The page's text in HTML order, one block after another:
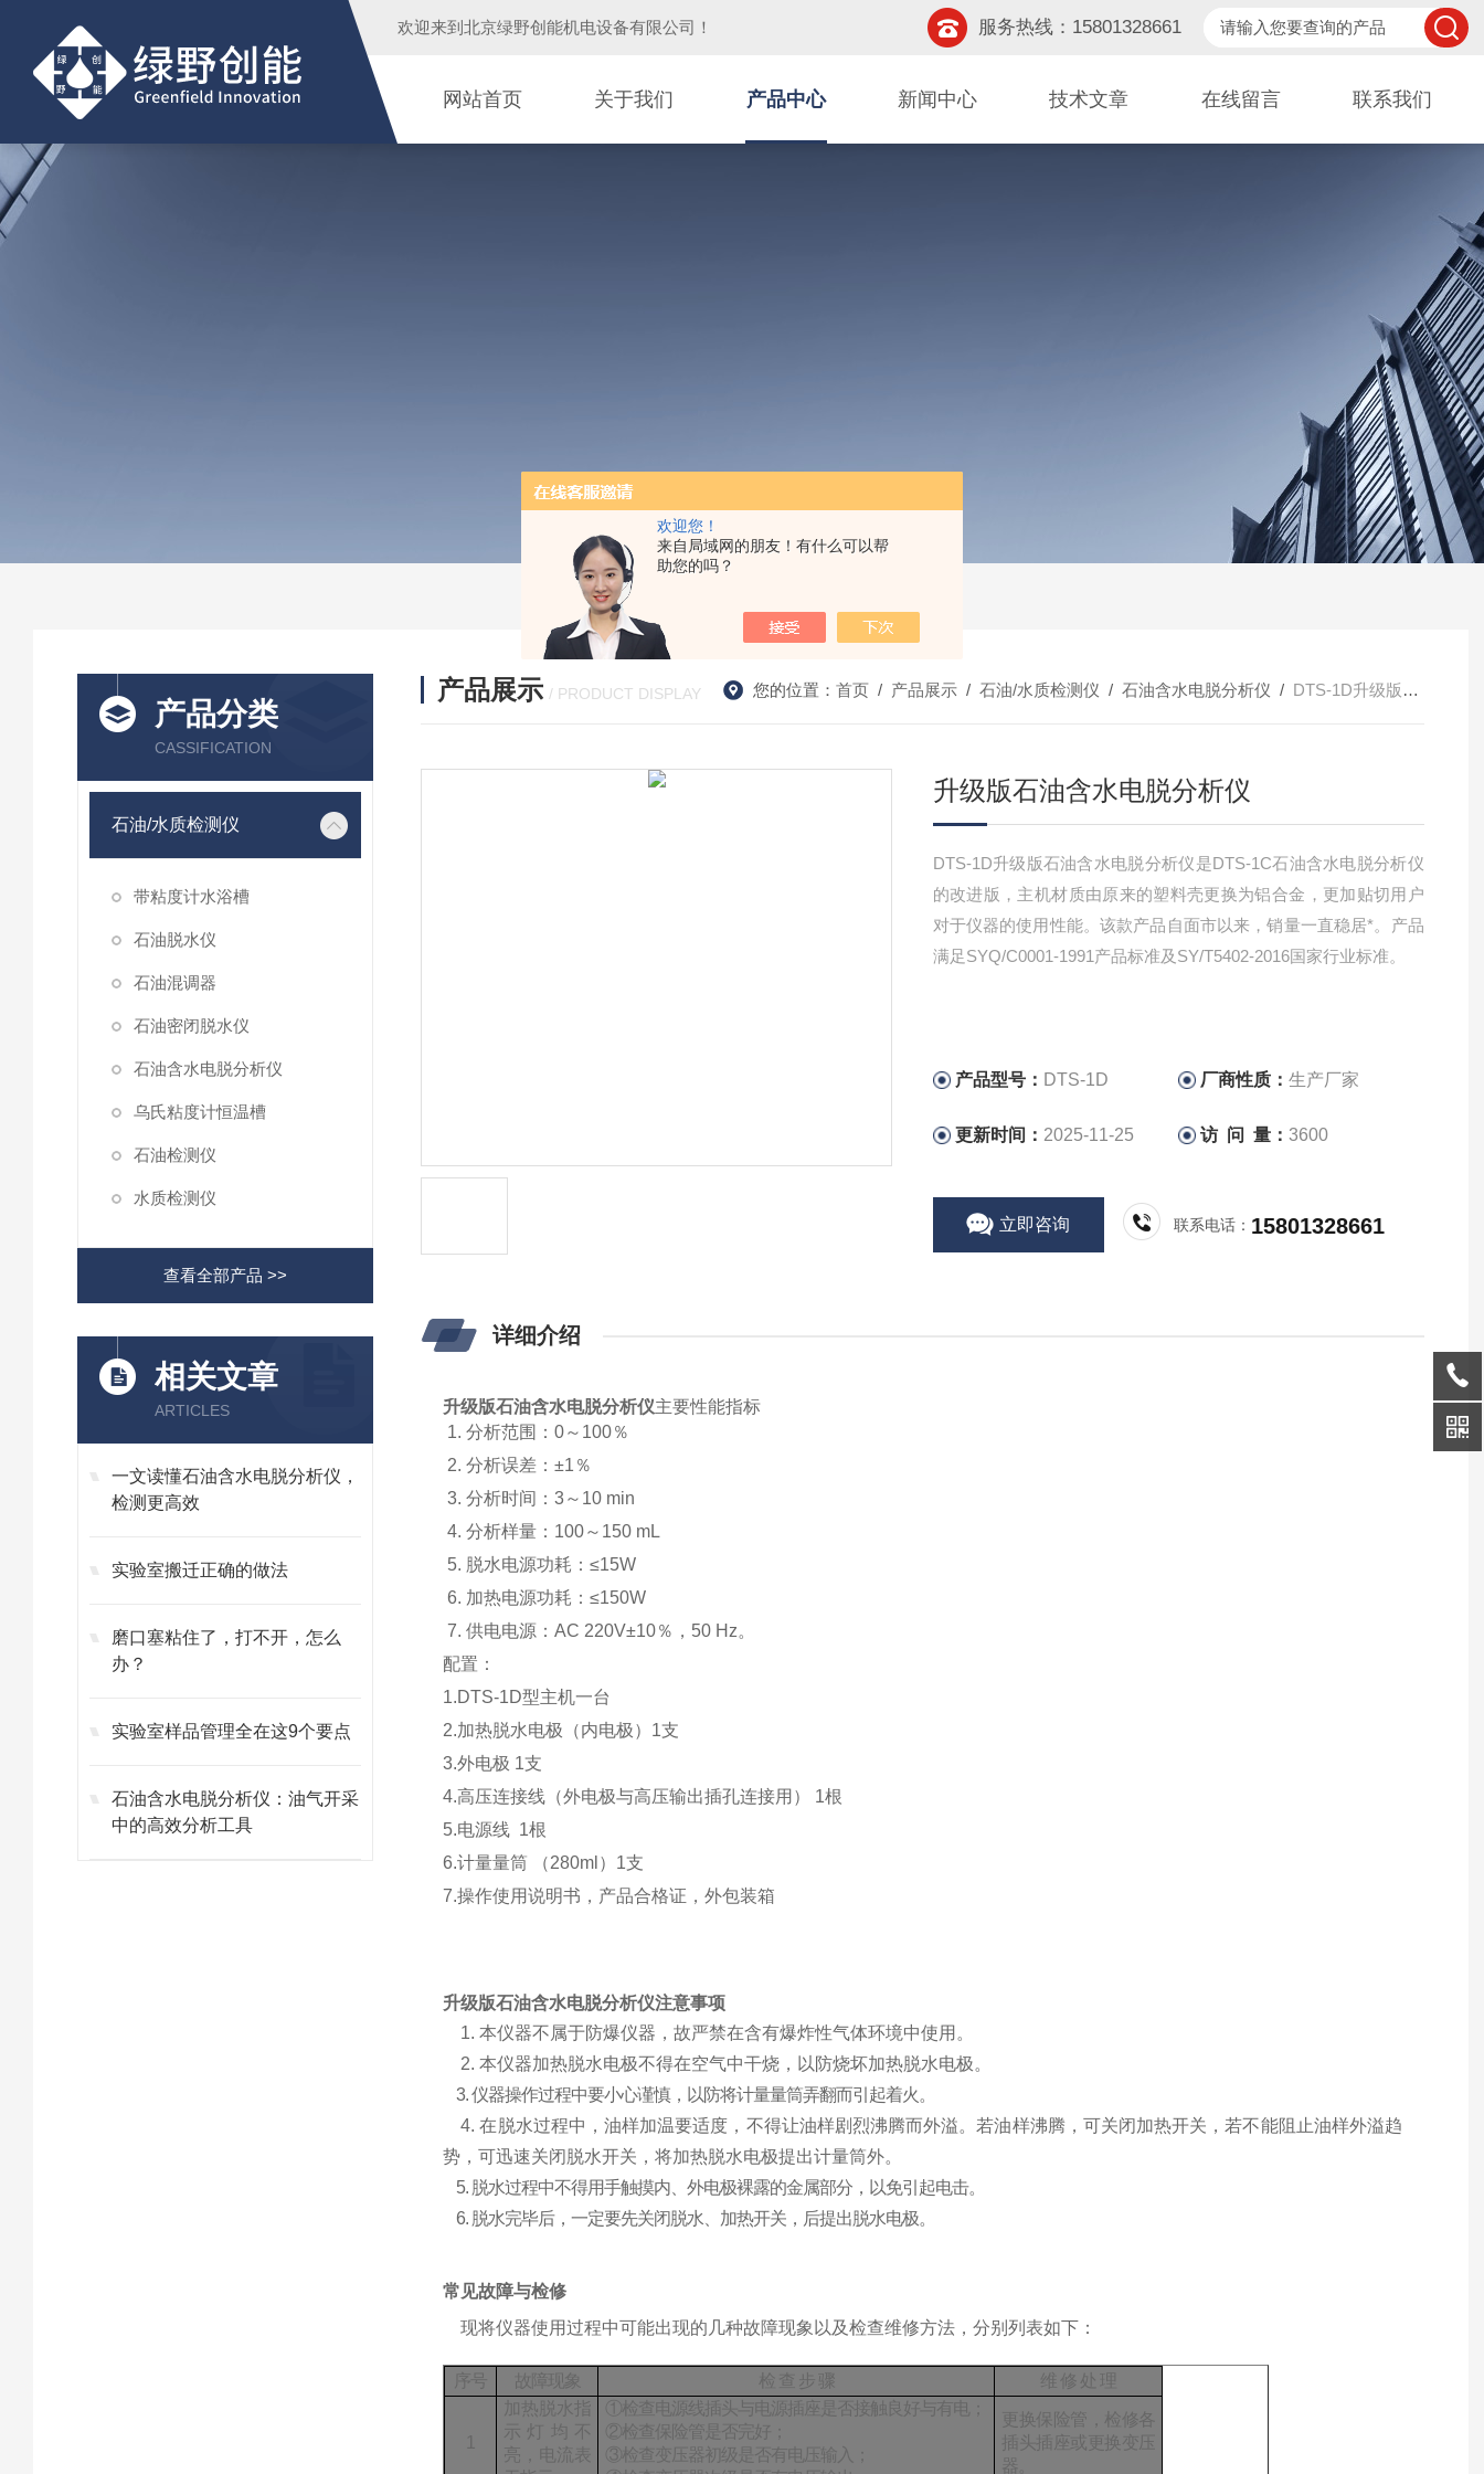
欢迎您！
来自局域网的朋友！有什么可以帮
助您的吗？
欢迎来到 北京绿野创能机电设备有限公司 ！ 服务热线：15801328661
网站首页 关于我们 产品中心 新闻中心 技术文章 在线留言 联系我们
产品分类
CASSIFICATION
石油/水质检测仪
带粘度计水浴槽
石油脱水仪
石油混调器
石油密闭脱水仪
石油含水电脱分析仪
乌氏粘度计恒温槽
石油检测仪
水质检测仪
查看全部产品 >>
相关文章
ARTICLES
一文读懂石油含水电脱分析仪，
检测更高效
实验室搬迁正确的做法
磨口塞粘住了，打不开，怎么
办？
实验室样品管理全在这9个要点
石油含水电脱分析仪：油气开采
中的高效分析工具
产品展示 / PRODUCT DISPLAY 您的位置： 首页/ 产品展示/ 石油/水质检测仪 / 石油含水电脱分析仪 / DTS-1D升级版石油含水电脱分析仪
升级版石油含水电脱分析仪
DTS-1D升级版石油含水电脱分析仪是DTS-1C石油含水电脱分析仪
的改进版，主机材质由原来的塑料壳更换为铝合金，更加贴切用户
对于仪器的使用性能。该款产品自面市以来，销量一直稳居*。产品
满足SYQ/C0001-1991产品标准及SY/T5402-2016国家行业标准。
产品型号： DTS-1D 厂商性质：生产厂家
更新时间： 2025-11-25 访 问 量：3600
立即咨询 联系电话： 15801328661
详细介绍
升级版石油含水电脱分析仪主要性能指标
1.分析范围：0～ 100％
2.分析误差：±1 ％
3.分析时间：3～ 10 min
4.分析样量： 100～ 150 mL
5. 脱水电源功耗：≤15W
6. 加热电源功耗：≤150W
7.供电电源：AC 220V±10％， 50 Hz。
配置：
1.DTS-1D型主机一台
2.加热脱水电极（内电极）1支
3.外电极 1支
4.高压连接线（外电极与高压输出插孔连接用） 1根
5.电源线 1根
6.计量量筒 （280ml）1支
7.操作使用说明书，产品合格证，外包装箱
升级版石油含水电脱分析仪注意事项
1.本仪器不属于防爆仪器，故严禁在含有爆炸性气体环境中使用。
2.本仪器加热脱水电极不得在空气中干烧，以防烧坏加热脱水电极。
3.仪器操作过程中要小心谨慎，以防将计量量筒弄翻而引起着火。
4.在脱水过程中，油样加温要适度，不得让油样剧烈沸腾而外溢。若油样沸腾，可关闭加热开关，若不能阻止油样外溢趋
势，可迅速关闭脱水开关，将加热脱水电极提出计量筒外。
5. 脱水过程中不得用手触摸内、外电极裸露的金属部分，以免引起电击。
6. 脱水完毕后，一定要先关闭脱水、加热开关，后提出脱水电极。
常见故障与检修
现将仪器使用过程中可能出现的几种故障现象以及检查维修方法，分别列表如下：
序号 故障现象 检 查 步 骤 维 修 处 理
加热脱水指
示灯均不
亮，电流表
①检查电源线插头与电源插座是否接触良好与有电；
②检查保险管是否完好；
③检查变压器初级是否有电压输入；
更换保险管，检修各
插头插座或更换变压
器。